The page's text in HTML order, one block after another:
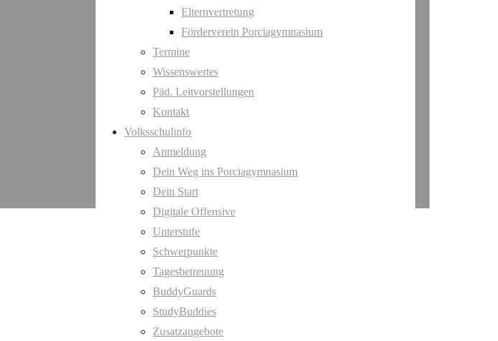
Elternvertretung
Förderverein Porciagymnasium
Termine
Wissenswertes
Päd. Leitvorstellungen
Kontakt
Volksschulinfo
Anmeldung
Dein Weg ins Porciagymnasium
Dein Start
Digitale Offensive
Unterstufe
Schwerpunkte
Tagesbetreuung
BuddyGuards
StudyBuddies
Zusatzangebote